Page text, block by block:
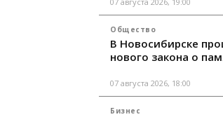
Общество
В Новосибирске
нового закона о
07 августа 2026, 18:00
Бизнес